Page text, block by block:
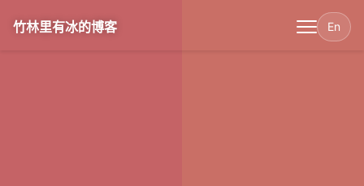
竹林里有冰的博客 En